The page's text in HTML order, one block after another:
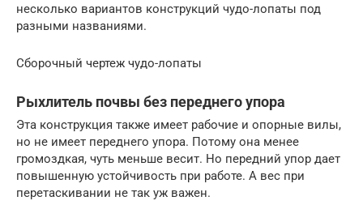
несколько вариантов конструкций чудо-лопаты под
разными названиями.
Сборочный чертеж чудо-лопаты
Рыхлитель почвы без переднего упора
Эта конструкция также имеет рабочие и опорные вилы,
но не имеет переднего упора. Потому она менее
громоздкая, чуть меньше весит. Но передний упор дает
повышенную устойчивость при работе. А вес при
перетаскивании не так уж важен.